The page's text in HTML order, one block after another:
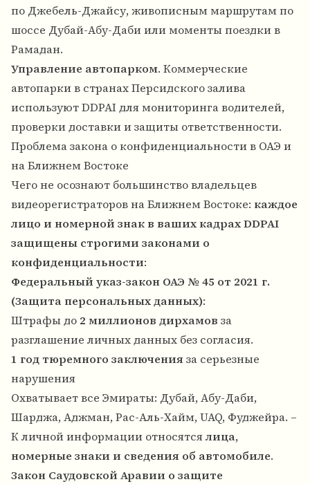
по Джебель-Джайсу, живописным маршрутам по
шоссе Дубай-Абу-Даби или моменты поездки в
Рамадан.
Управление автопарком. Коммерческие
автопарки в странах Персидского залива
используют DDPAI для мониторинга водителей,
проверки доставки и защиты ответственности.
Проблема закона о конфиденциальности в ОАЭ и
на Ближнем Востоке
Чего не осознают большинство владельцев
видеорегистраторов на Ближнем Востоке: каждое
лицо и номерной знак в ваших кадрах DDPAI
защищены строгими законами о
конфиденциальности:
Федеральный указ-закон ОАЭ № 45 от 2021 г.
(Защита персональных данных):
Штрафы до 2 миллионов дирхамов за
разглашение личных данных без согласия.
1 год тюремного заключения за серьезные
нарушения
Охватывает все Эмираты: Дубай, Абу-Даби,
Шарджа, Аджман, Рас-Аль-Хайм, UAQ, Фуджейра. –
К личной информации относятсялица,
номерные знаки и сведения об автомобиле.
Закон Саудовской Аравии о защите